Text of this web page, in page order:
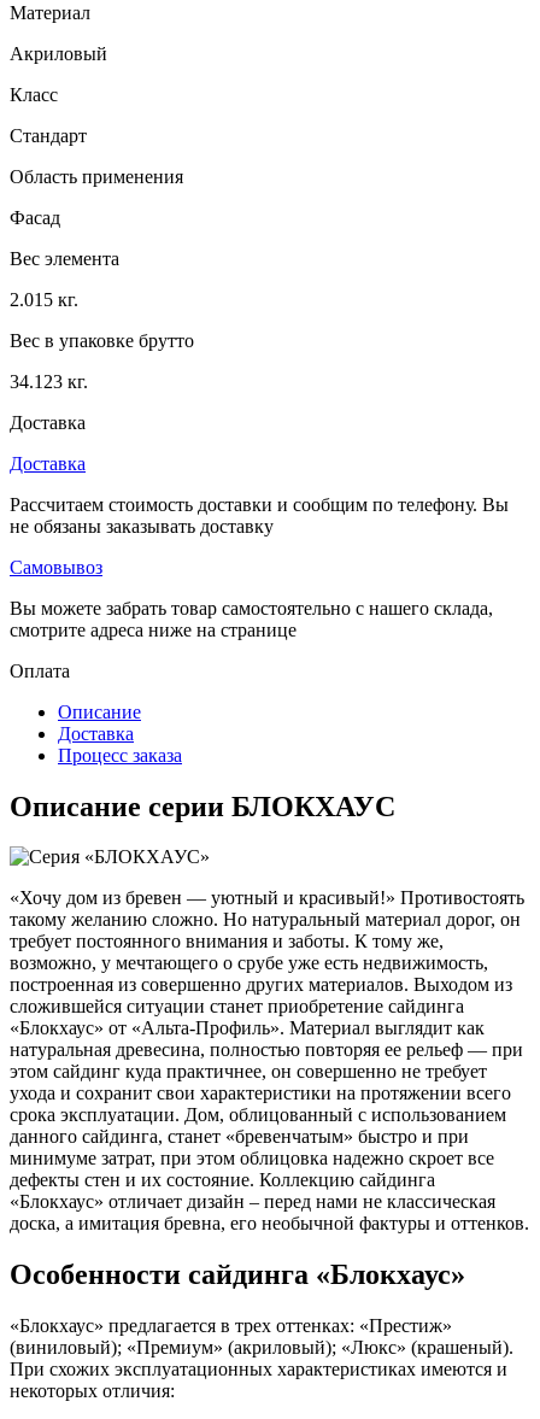
Материал
Акриловый
Класс
Стандарт
Область применения
Фасад
Вес элемента
2.015 кг.
Вес в упаковке брутто
34.123 кг.
Доставка
Доставка
Рассчитаем стоимость доставки и сообщим по телефону. Вы
не обязаны заказывать доставку
Самовывоз
Вы можете забрать товар самостоятельно с нашего склада,
смотрите адреса ниже на странице
Оплата
Описание
Доставка
Процесс заказа
Описание серии БЛОКХАУС
«Хочу дом из бревен — уютный и красивый!» Противостоять
такому желанию сложно. Но натуральный материал дорог, он
требует постоянного внимания и заботы. К тому же,
возможно, у мечтающего о срубе уже есть недвижимость,
построенная из совершенно других материалов. Выходом из
сложившейся ситуации станет приобретение сайдинга
«Блокхаус» от «Альта-Профиль». Материал выглядит как
натуральная древесина, полностью повторяя ее рельеф — при
этом сайдинг куда практичнее, он совершенно не требует
ухода и сохранит свои характеристики на протяжении всего
срока эксплуатации. Дом, облицованный с использованием
данного сайдинга, станет «бревенчатым» быстро и при
минимуме затрат, при этом облицовка надежно скроет все
дефекты стен и их состояние. Коллекцию сайдинга
«Блокхаус» отличает дизайн – перед нами не классическая
доска, а имитация бревна, его необычной фактуры и оттенков.
Особенности сайдинга «Блокхаус»
«Блокхаус» предлагается в трех оттенках: «Престиж»
(виниловый); «Премиум» (акриловый); «Люкс» (крашеный).
При схожих эксплуатационных характеристиках имеются и
некоторых отличия: